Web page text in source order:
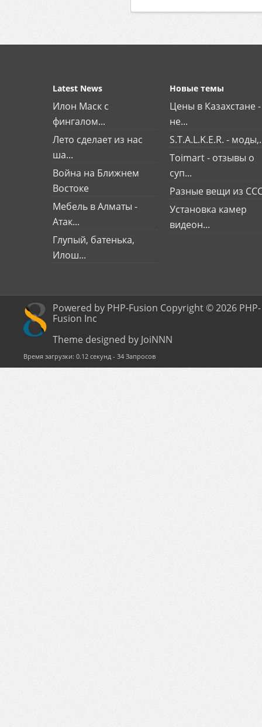
Latest News
Илон Маск с
фингалом...
Лето сделает из нас
ша...
Война на Ближнем
Востоке
Мебель в Алматы -
Атак...
Глупый, батенька,
Илош...
Новые темы
Цены в Казахстане -
не...
S.T.A.L.K.E.R. -
Toimart - отзывы о
суп...
Разные вещи из
Установка камер
видеон...
Powered by PHP-Fusion Copyright © 2026 PHP-
Fusion Inc
Theme designed by JoiNNN
Время загрузки: 0.12 секунд - 34 Запросов